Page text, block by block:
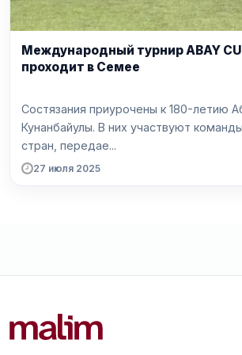
Международный турнир ABAY
проходит в Семее
Состязания приурочены к 180-летию
Кунанбайулы. В них участвуют
стран, передае...
27 июля 2025